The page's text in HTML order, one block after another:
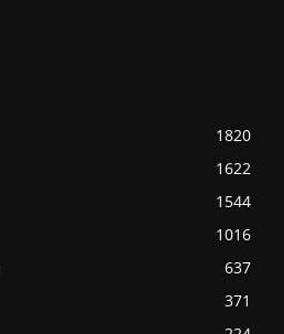
1820
1622
1544
1016
637
371